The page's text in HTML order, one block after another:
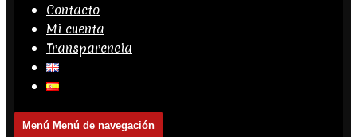
Contacto
Mi cuenta
Transparencia
Menú Menú de navegación